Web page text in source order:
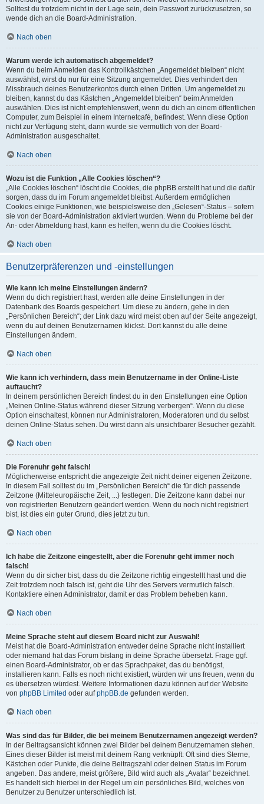
Solltest du trotzdem nicht in der Lage sein, dein Passwort zurückzusetzen, so
wende dich an die Board-Administration.
Nach oben
Warum werde ich automatisch abgemeldet?
Wenn du beim Anmelden das Kontrollkästchen „Angemeldet bleiben“ nicht
auswählst, wirst du nur für eine Sitzung angemeldet. Dies verhindert den
Missbrauch deines Benutzerkontos durch einen Dritten. Um angemeldet zu
bleiben, kannst du das Kästchen „Angemeldet bleiben“ beim Anmelden
auswählen. Dies ist nicht empfehlenswert, wenn du dich an einem öffentlichen
Computer, zum Beispiel in einem Internetcafé, befindest. Wenn diese Option
nicht zur Verfügung steht, dann wurde sie vermutlich von der Board-
Administration ausgeschaltet.
Nach oben
Wozu ist die Funktion „Alle Cookies löschen“?
„Alle Cookies löschen“ löscht die Cookies, die phpBB erstellt hat und die dafür
sorgen, dass du im Forum angemeldet bleibst. Außerdem ermöglichen
Cookies einige Funktionen, wie beispielsweise den „Gelesen“-Status – sofern
sie von der Board-Administration aktiviert wurden. Wenn du Probleme bei der
An- oder Abmeldung hast, kann es helfen, wenn du die Cookies löscht.
Nach oben
Benutzerpräferenzen und -einstellungen
Wie kann ich meine Einstellungen ändern?
Wenn du dich registriert hast, werden alle deine Einstellungen in der
Datenbank des Boards gespeichert. Um diese zu ändern, gehe in den
„Persönlichen Bereich“; der Link dazu wird meist oben auf der Seite angezeigt,
wenn du auf deinen Benutzernamen klickst. Dort kannst du alle deine
Einstellungen ändern.
Nach oben
Wie kann ich verhindern, dass mein Benutzername in der Online-Liste
auftaucht?
In deinem persönlichen Bereich findest du in den Einstellungen eine Option
„Meinen Online-Status während dieser Sitzung verbergen“. Wenn du diese
Option einschaltest, können nur Administratoren, Moderatoren und du selbst
deinen Online-Status sehen. Du wirst dann als unsichtbarer Besucher gezählt.
Nach oben
Die Forenuhr geht falsch!
Möglicherweise entspricht die angezeigte Zeit nicht deiner eigenen Zeitzone.
In diesem Fall solltest du im „Persönlichen Bereich“ die für dich passende
Zeitzone (Mitteleuropäische Zeit, ...) festlegen. Die Zeitzone kann dabei nur
von registrierten Benutzern geändert werden. Wenn du noch nicht registriert
bist, ist dies ein guter Grund, dies jetzt zu tun.
Nach oben
Ich habe die Zeitzone eingestellt, aber die Forenuhr geht immer noch
falsch!
Wenn du dir sicher bist, dass du die Zeitzone richtig eingestellt hast und die
Zeit trotzdem noch falsch ist, geht die Uhr des Servers vermutlich falsch.
Kontaktiere einen Administrator, damit er das Problem beheben kann.
Nach oben
Meine Sprache steht auf diesem Board nicht zur Auswahl!
Meist hat die Board-Administration entweder deine Sprache nicht installiert
oder niemand hat das Forum bislang in deine Sprache übersetzt. Frage ggf.
einen Board-Administrator, ob er das Sprachpaket, das du benötigst,
installieren kann. Falls es noch nicht existiert, würden wir uns freuen, wenn du
es übersetzen würdest. Weitere Informationen dazu können auf der Website
von phpBB Limited oder aufphpBB.de gefunden werden.
Nach oben
Was sind das für Bilder, die bei meinem Benutzernamen angezeigt werden?
In der Beitragsansicht können zwei Bilder bei deinem Benutzernamen stehen.
Eines dieser Bilder ist meist mit deinem Rang verknüpft: Oft sind dies Sterne,
Kästchen oder Punkte, die deine Beitragszahl oder deinen Status im Forum
angeben. Das andere, meist größere, Bild wird auch als „Avatar“ bezeichnet.
Es handelt sich hierbei in der Regel um ein persönliches Bild, welches von
Benutzer zu Benutzer unterschiedlich ist.